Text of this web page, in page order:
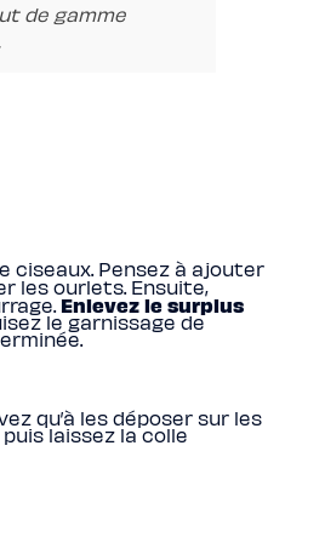
de gamme
ciseaux. Pensez à ajouter
les ourlets. Ensuite,
Enlevez le surplus
le garnissage de
qu’à les déposer sur les
laissez la colle